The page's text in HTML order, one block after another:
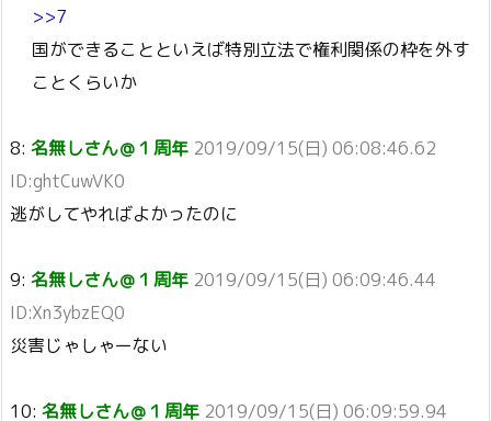
>>7
国ができることといえば特別立法で権利関係の枠を外す
ことくらいか
8: 名無しさん＠１周年 2019/09/15(日) 06:08:46.62
ID:ghtCuwVK0
逃がしてやればよかったのに
9: 名無しさん＠１周年 2019/09/15(日) 06:09:46.44
ID:Xn3ybzEQ0
災害じゃしゃーない
10: 名無しさん＠１周年 2019/09/15(日) 06:09:59.94